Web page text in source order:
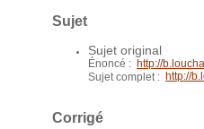
Sujet
Sujet original
Énoncé : http://
Sujet complet : http://
Corrigé